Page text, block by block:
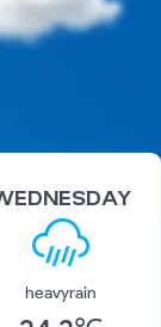
heavyrain